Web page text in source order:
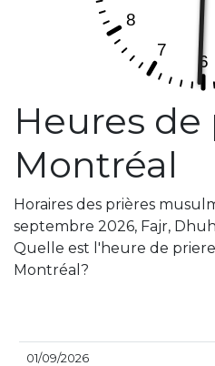
Heures de
Montréal
Horaires des prières
septembre 2026, Fajr,
Quelle est l'heure de
Montréal?
DATE
01/09/2026